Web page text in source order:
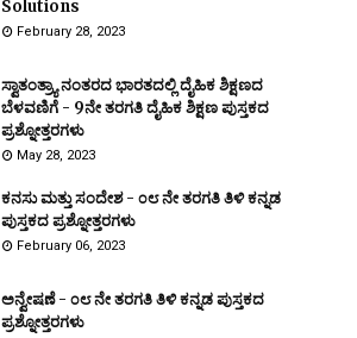
Solutions
February 28, 2023
ಸ್ವಾತಂತ್ರ್ಯಾ ನಂತರದ ಭಾರತದಲ್ಲಿ ದೈಹಿಕ ಶಿಕ್ಷಣದ
ಬೆಳವಣಿಗೆ - 9ನೇ ತರಗತಿ ದೈಹಿಕ ಶಿಕ್ಷಣ ಪುಸ್ತಕದ
ಪ್ರಶ್ನೋತ್ತರಗಳು
May 28, 2023
ಕನಸು ಮತ್ತು ಸಂದೇಶ - ೦೮ ನೇ ತರಗತಿ ತಿಳಿ ಕನ್ನಡ
ಪುಸ್ತಕದ ಪ್ರಶ್ನೋತ್ತರಗಳು
February 06, 2023
ಅನ್ವೇಷಣೆ - ೦೮ ನೇ ತರಗತಿ ತಿಳಿ ಕನ್ನಡ ಪುಸ್ತಕದ
ಪ್ರಶ್ನೋತ್ತರಗಳು